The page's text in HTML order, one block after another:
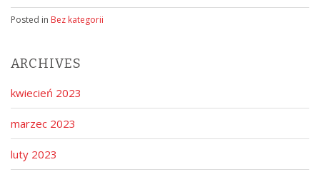
Posted in Bez kategorii
ARCHIVES
kwiecień 2023
marzec 2023
luty 2023